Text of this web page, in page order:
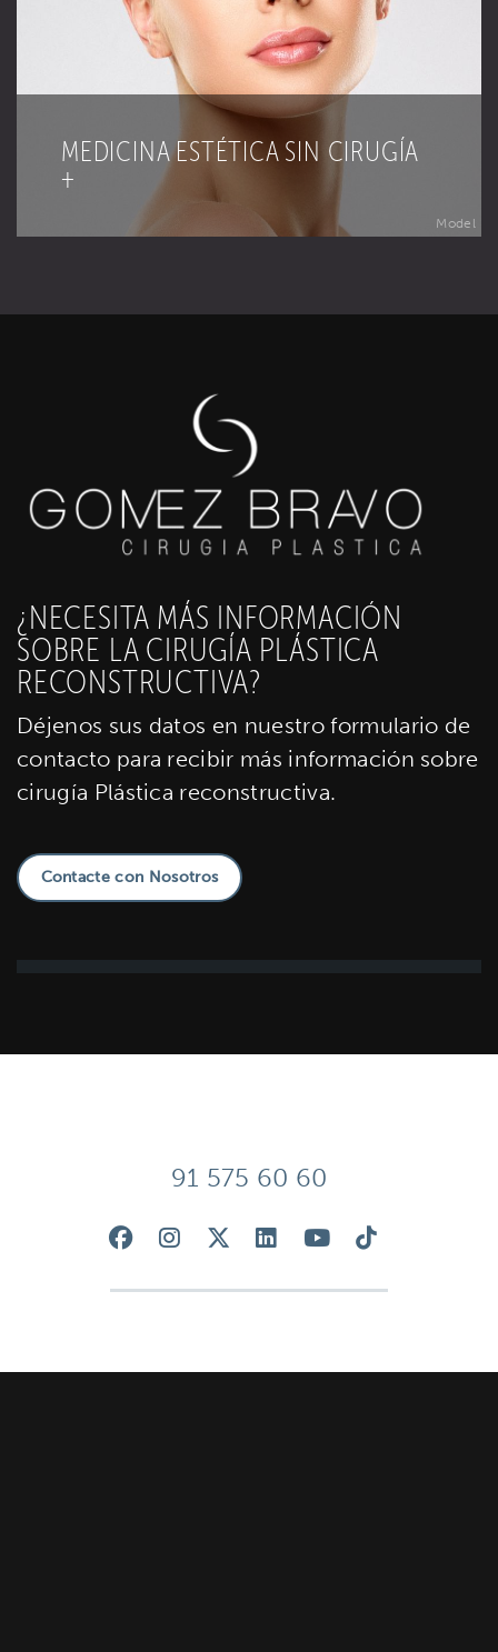
MEDICINA ESTÉTICA SIN CIRUGÍA
+
Model
¿NECESITA MÁS INFORMACIÓN
SOBRE LA CIRUGÍA PLÁSTICA
RECONSTRUCTIVA?
Déjenos sus datos en nuestro formulario de
contacto para recibir más información sobre
cirugía Plástica reconstructiva.
Contacte con Nosotros
91 575 60 60